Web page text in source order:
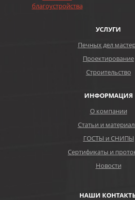
благоустройства
УСЛУГИ
Печных дел
Проектирование
Строительство
ИНФОРМАЦИЯ
О компании
Статьи и
ГОСТЫ и СНИПЫ
Сертификаты и
Новости
НАШИ